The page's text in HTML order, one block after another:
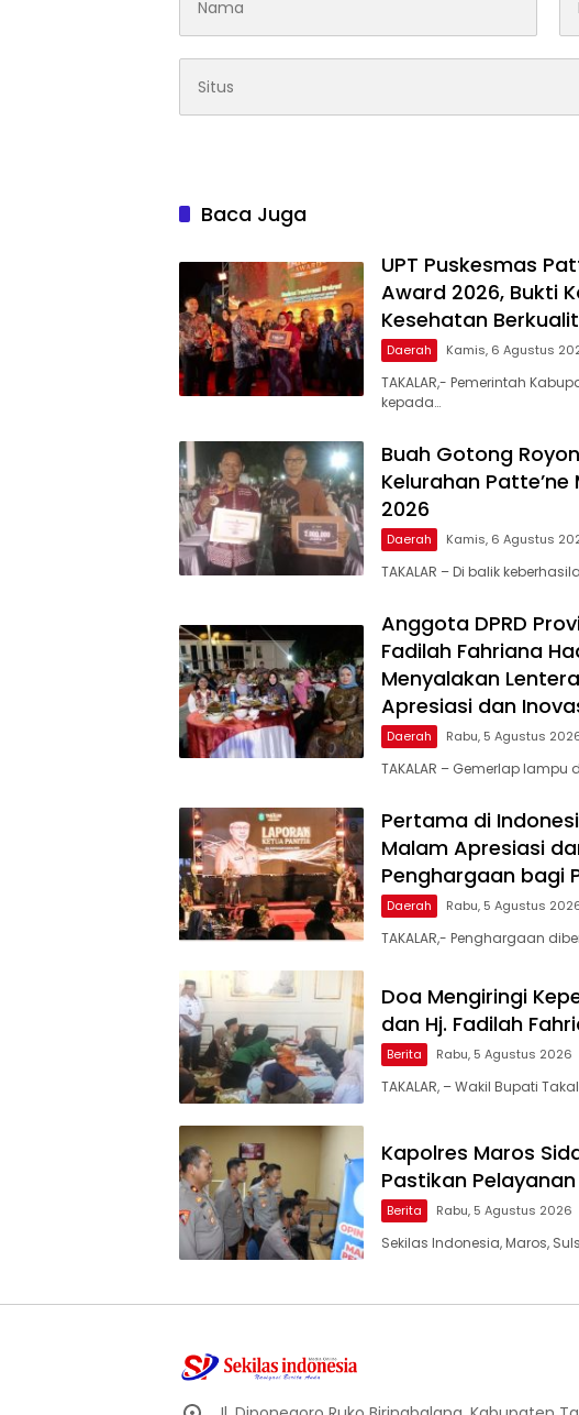
Baca Juga
UPT Puskesmas
Award 2026, Bukti
Kesehatan
Daerah Kamis, 6 Agustus
TAKALAR,- Pemerintah
kepada…
Buah Gotong
Kelurahan
2026
Daerah Kamis, 6 Agustus
TAKALAR – Di balik
Anggota DPRD
Fadilah Fahriana
Menyalakan
Apresiasi dan
Daerah Rabu, 5 Agustus
TAKALAR – Gemerlap
Pertama di
Malam Apresiasi
Penghargaan bagi
Daerah Rabu, 5 Agustus
TAKALAR,- Penghargaan
Doa Mengiringi
dan Hj. Fadilah
Berita Rabu, 5 Agustus 2026
TAKALAR, – Wakil Bupati
Kapolres Maros
Pastikan
Berita Rabu, 5 Agustus 2026
Sekilas Indonesia, Maros,